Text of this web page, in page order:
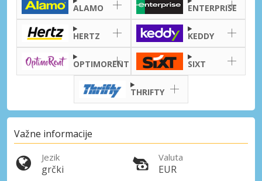
ALAMO ENTERPRISE
HERTZ KEDDY
OPTIMORENT SIXT
THRIFTY
Važne informacije
Jezik
grčki
Valuta
EUR